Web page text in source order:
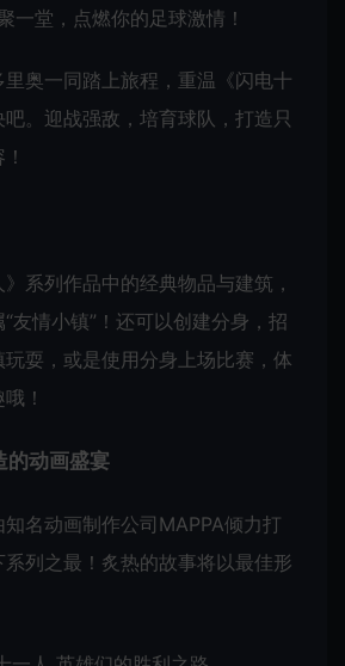
一堂，点燃你的足球激情！
奥一同踏上旅程，重温《闪电十
。迎战强敌，培育球队，打造只
系列作品中的经典物品与建筑，
友情小镇”！还可以创建分身，招
耍，或是使用分身上场比赛，体
！
动画盛宴
名动画制作公司MAPPA倾力打
列之最！炙热的故事将以最佳形